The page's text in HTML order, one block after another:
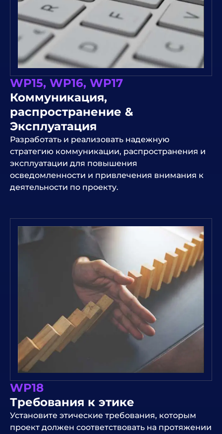
WP15, WP16, WP17
Коммуникация,
распространение &
Эксплуатация
Разработать и реализовать надежную
стратегию коммуникации, распространения и
эксплуатации для повышения
осведомленности и привлечения внимания к
деятельности по проекту.
WP18
Требования к этике
Установите этические требования, которым
проект должен соответствовать на протяжении